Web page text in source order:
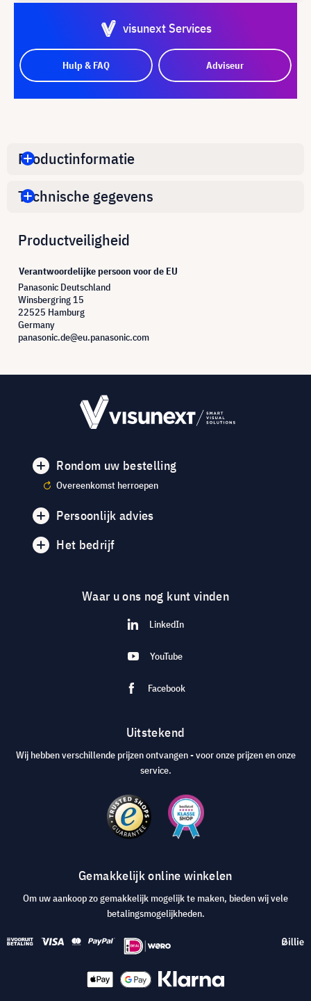
visunext Services
Hulp & FAQ Adviseur
Productinformatie
Technische gegevens
Productveiligheid
Verantwoordelijke persoon voor de EU
Panasonic Deutschland
Winsbergring 15
22525 Hamburg
Germany
panasonic.de@eu.panasonic.com
Rondom uw bestelling
Overeenkomst herroepen
Persoonlijk advies
Het bedrijf
Waar u ons nog kunt vinden
LinkedIn
YouTube
Facebook
Uitstekend
Wij hebben verschillende prijzen ontvangen - voor onze prijzen en onze
service.
Gemakkelijk online winkelen
Om uw aankoop zo gemakkelijk mogelijk te maken, bieden wij vele
betalingsmogelijkheden.